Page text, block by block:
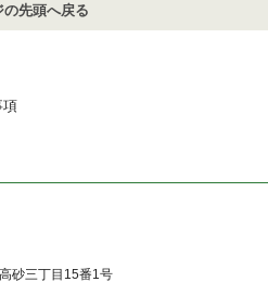
の先頭へ戻る
項
砂三丁目15番1号